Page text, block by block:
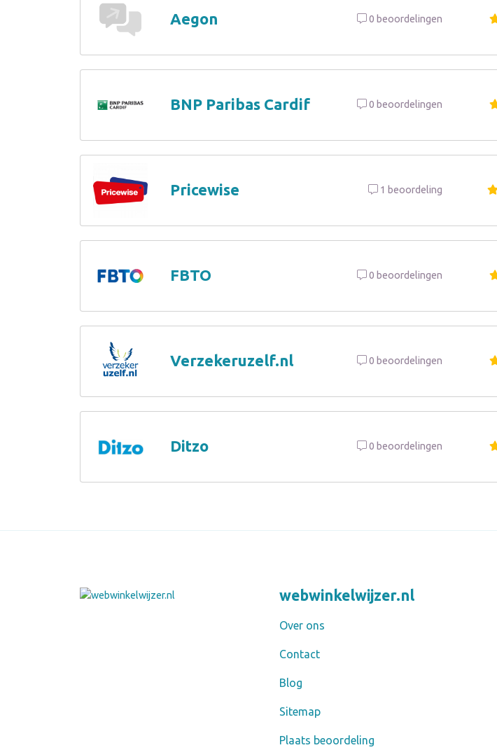
Aegon 0 beoordelingen
BNP Paribas Cardif 0 beoordelingen
Pricewise 1 beoordeling
FBTO 0 beoordelingen
Verzekeruzelf.nl 0 beoordelingen
Ditzo 0 beoordelingen
webwinkelwijzer.nl
Over ons
Contact
Blog
Sitemap
Plaats beoordeling